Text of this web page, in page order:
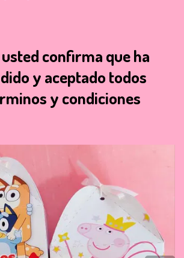
confirma que ha
y aceptado todos
y condiciones